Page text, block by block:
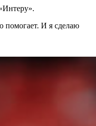
помогает. И я сделаю